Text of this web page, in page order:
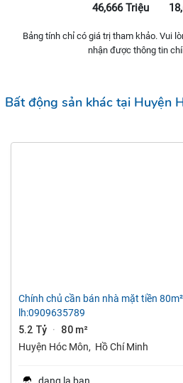
46,666 Triệu
Bảng tính chỉ có giá trị tham khảo. Vui
nhận được thông tin
Bất động sản khác tại Huyện
chính chủ cần bán nhà mặt tiền 80m² tân xuân, shr , 5.2 tỷ.
lh:0909635789
5.2 Tỷ · 80 m²
Huyện Hóc Môn, Hồ Chí Minh